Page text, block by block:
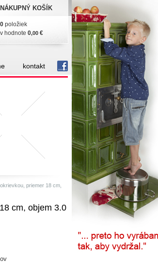
priemer 18 cm,
cm, objem 3.0
kontakt
NÁKUPNÝ KOŠÍK
0 položiek
v hodnote 0,00 €
fb